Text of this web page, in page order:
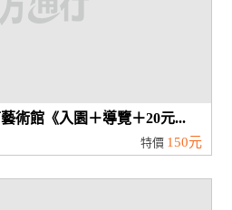
術館《入園＋導覽＋20元...
特價 150元